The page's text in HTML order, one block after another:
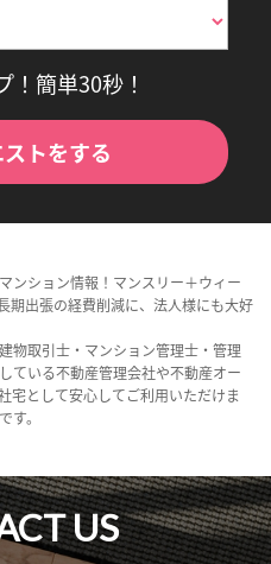
！簡単30秒！
トをする
ンション情報！マンスリー＋ウィー
期出張の経費削減に、法人様にも大好
物取引士・マンション管理士・管理
ている不動産管理会社や不動産オー
宅として安心してご利用いただけま
す。
US